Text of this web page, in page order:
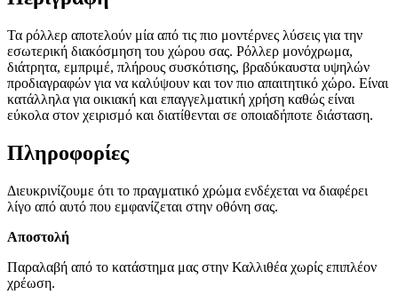
Τα ρόλλερ αποτελούν μία από τις πιο μοντέρνες λύσεις για την
εσωτερική διακόσμηση του χώρου σας. Ρόλλερ μονόχρωμα,
διάτρητα, εμπριμέ, πλήρους συσκότισης, βραδύκαυστα υψηλών
προδιαγραφών για να καλύψουν και τον πιο απαιτητικό χώρο. Είναι
κατάλληλα για οικιακή και επαγγελματική χρήση καθώς είναι
εύκολα στον χειρισμό και διατίθενται σε οποιαδήποτε διάσταση.
Πληροφορίες
Διευκρινίζουμε ότι το πραγματικό χρώμα ενδέχεται να διαφέρει
λίγο από αυτό που εμφανίζεται στην οθόνη σας.
Αποστολή
Παραλαβή από το κατάστημα μας στην Καλλιθέα χωρίς επιπλέον
χρέωση.